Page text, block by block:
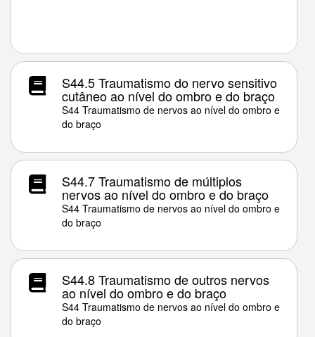
S44.5 Traumatismo do nervo sensitivo
cutâneo ao nível do ombro e do braço
S44 Traumatismo de nervos ao nível do ombro e
do braço
S44.7 Traumatismo de múltiplos
nervos ao nível do ombro e do braço
S44 Traumatismo de nervos ao nível do ombro e
do braço
S44.8 Traumatismo de outros nervos
ao nível do ombro e do braço
S44 Traumatismo de nervos ao nível do ombro e
do braço